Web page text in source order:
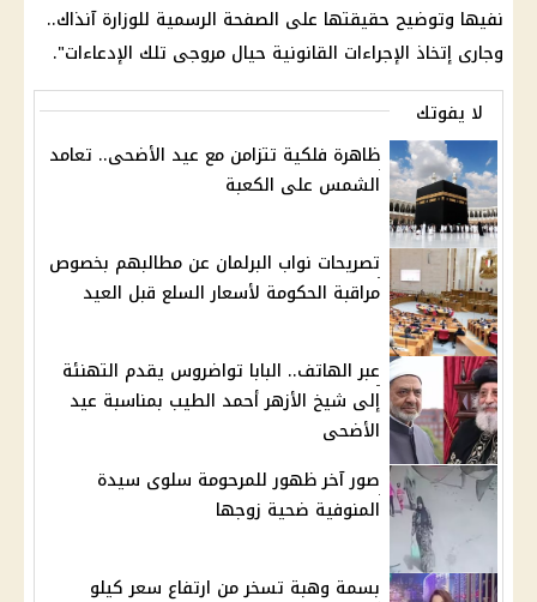
نفيها وتوضيح حقيقتها على الصفحة الرسمية للوزارة آنذاك..
وجارى إتخاذ الإجراءات القانونية حيال مروجى تلك الإدعاءات".
لا يفوتك
ظاهرة فلكية تتزامن مع عيد الأضحى.. تعامد
الشمس على الكعبة
تصريحات نواب البرلمان عن مطالبهم بخصوص
مراقبة الحكومة لأسعار السلع قبل العيد
عبر الهاتف.. البابا تواضروس يقدم التهنئة
إلى شيخ الأزهر أحمد الطيب بمناسبة عيد
الأضحى
صور آخر ظهور للمرحومة سلوى سيدة
المنوفية ضحية زوجها
بسمة وهبة تسخر من ارتفاع سعر كيلو